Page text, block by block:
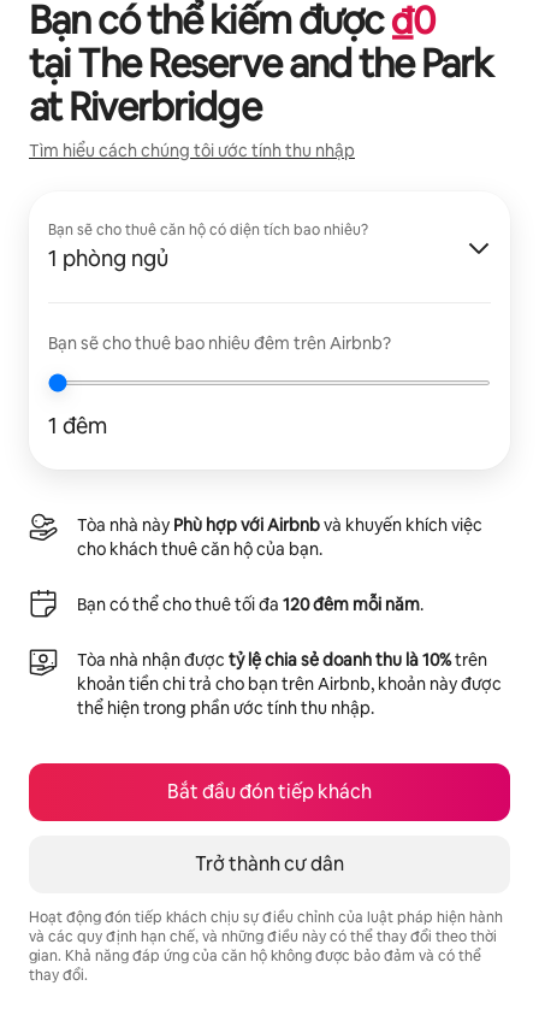
Bạn có thể kiếm được₫0
tạiThe Reserve and the Park
at Riverbridge
Tìm hiểu cách chúng tôi ước tính thu nhập
Bạn sẽ cho thuê căn hộ có diện tích bao nhiêu?
1 phòng ngủ
Bạn sẽ cho thuê bao nhiêu đêm trên Airbnb?
1 đêm
Tòa nhà này Phù hợp với Airbnbvà khuyến khích việc
cho khách thuê căn hộ của bạn.
Bạn có thể cho thuê tối đa 120 đêm mỗi năm.
Tòa nhà nhận được tỷ lệ chia sẻ doanh thu là 10%trên
khoản tiền chi trả cho bạn trên Airbnb, khoản này được
thể hiện trong phần ước tính thu nhập.
Bắt đầu đón tiếp khách
Trở thành cư dân
Hoạt động đón tiếp khách chịu sự điều chỉnh của luật pháp hiện hành
và các quy định hạn chế, và những điều này có thể thay đổi theo thời
gian. Khả năng đáp ứng của căn hộ không được bảo đảm và có thể
thay đổi.